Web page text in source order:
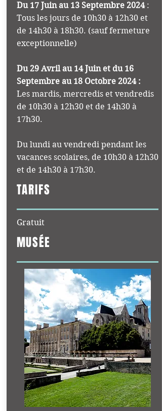
Du 17 Juin au 13 Septembre 2024 :
Tous les jours de 10h30 à 12h30 et
de 14h30 à 18h30. (sauf fermeture
exceptionnelle)
Du 29 Avril au 14 Juin et du 16
Septembre au 18 Octobre 2024 :
Les mardis, mercredis et vendredis
de 10h30 à 12h30 et de 14h30 à
17h30.
Du lundi au vendredi pendant les
vacances scolaires, de 10h30 à 12h30
et de 14h30 à 17h30.
TARIFS
Gratuit
MUSÉE